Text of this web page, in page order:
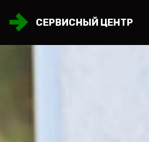
СЕРВИСНЫЙ ЦЕНТР